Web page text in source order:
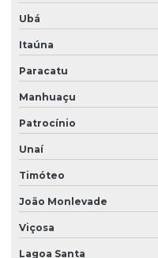
Ubá
Itaúna
Paracatu
Manhuaçu
Patrocínio
Unaí
Timóteo
João Monlevade
Viçosa
Lagoa Santa